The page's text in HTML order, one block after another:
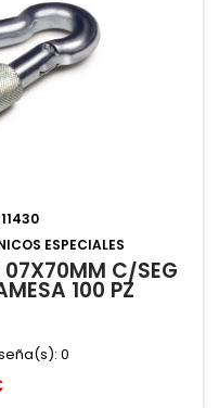
ESPECIALES
C/SEG
100 PZ
0